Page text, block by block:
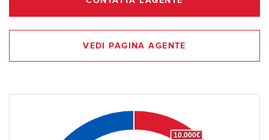
VEDI PAGINA AGENTE
10.000€